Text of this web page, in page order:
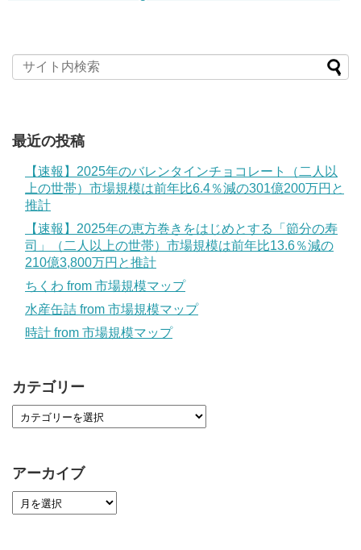
最近の投稿
【速報】2025年のバレンタインチョコレート（二人以
上の世帯）市場規模は前年比6.4％減の301億200万円と
推計
【速報】2025年の恵方巻きをはじめとする「節分の寿
司」（二人以上の世帯）市場規模は前年比13.6％減の
210億3,800万円と推計
ちくわ from 市場規模マップ
水産缶詰 from 市場規模マップ
時計 from 市場規模マップ
カテゴリー
アーカイブ